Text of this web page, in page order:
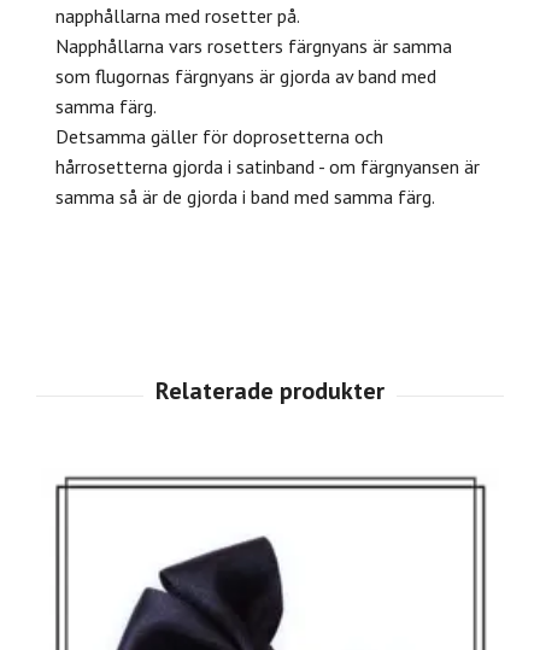
napphållarna med rosetter på.
Napphållarna vars rosetters färgnyans är samma
som flugornas färgnyans är gjorda av band med
samma färg.
Detsamma gäller för doprosetterna och
hårrosetterna gjorda i satinband - om färgnyansen är
samma så är de gjorda i band med samma färg.